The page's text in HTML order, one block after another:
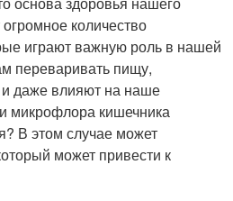
количество
играют важную роль в нашей
переваривать пищу,
даже влияют на наше
микрофлора кишечника
В этом случае может
может привести к